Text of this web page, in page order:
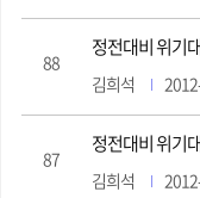
88
정전대비 위기
김희석
87
정전대비 위기
김희석